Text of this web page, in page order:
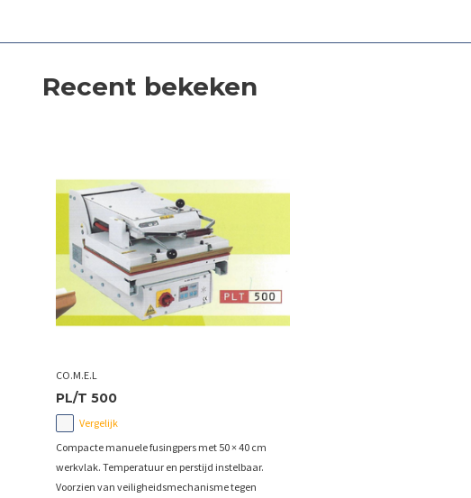
Recent bekeken
CO.M.E.L
PL/T 500
Vergelijk
Compacte manuele fusingpers met 50 × 40 cm
werkvlak. Temperatuur en perstijd instelbaar.
Voorzien van veiligheidsmechanisme tegen